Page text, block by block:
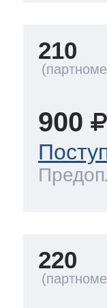
210
900
220